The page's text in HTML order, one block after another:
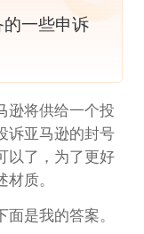
一些申诉
逊将供给一个投
诉亚马逊的封号
以了，为了更好
质。
是我的答案。